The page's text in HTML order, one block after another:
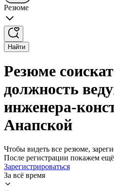
Резюме
Найти
Резюме
должность
инженера-
Анапской
Чтобы видеть все резюме,
После регистрации покажем
Зарегистрироваться
За всё время